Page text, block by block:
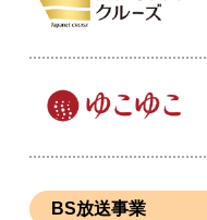
BS放送事業